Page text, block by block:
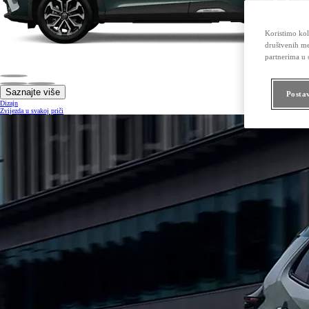
Saznajte više
Dizajn
Zvijezda u svakoj priči
Koristimo
društvenih
partnerima u